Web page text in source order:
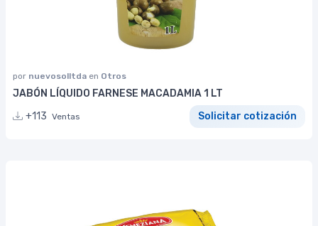
por nuevosolltda en Otros
JABÓN LÍQUIDO FARNESE MACADAMIA 1 LT
+113 Ventas Solicitar cotización